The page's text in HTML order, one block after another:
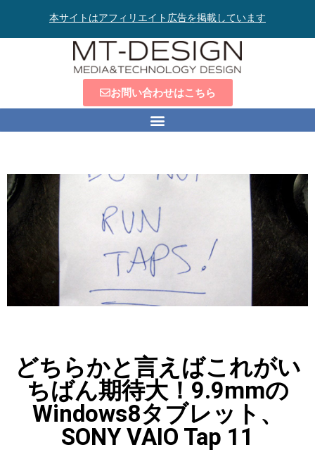
本サイトはアフィリエイト広告を掲載しています
お問い合わせはこちら
どちらかと言えばこれがい
ちばん期待大！9.9mmの
Windows8タブレット、
SONY VAIO Tap 11